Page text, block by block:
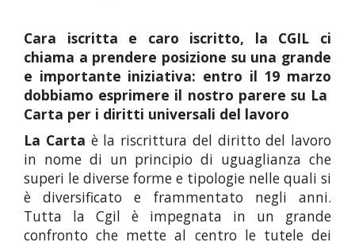
Cara iscritta e caro iscritto, la CGIL ci
chiama a prendere posizione su una grande
e importante iniziativa: entro il 19 marzo
dobbiamo esprimere il nostro parere su La
Carta per i diritti universali del lavoro
La Carta è la riscrittura del diritto del lavoro
in nome di un principio di uguaglianza che
superi le diverse forme e tipologie nelle quali si
è diversificato e frammentato negli anni.
Tutta la Cgil è impegnata in un grande
confronto che mette al centro le tutele dei